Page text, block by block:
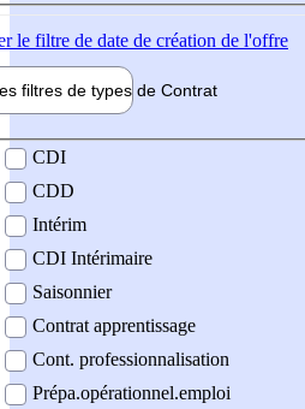
le filtre de date de création de l'offre
filtres de types de Contrat
contrat
CDI
CDD
Intérim
CDI Intérimaire
Saisonnier
Contrat apprentissage
Cont. professionnalisation
Prépa.opérationnel.emploi